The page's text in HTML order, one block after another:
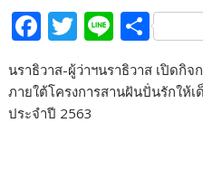
F
e
b
T
w
itt
er
Li
n
e
S
h
ar
นราธิวาส-ผู้ว่าฯนราธิวาส เปิดกิ
ภายใต้โครงการสานฝันปั่นรักให้
ประจำปี 2563